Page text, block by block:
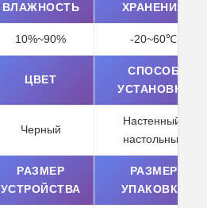
ВЛАЖНОСТЬ
ХРАНЕНИЯ
10%~90% -20~60℃
ЦВЕТ
СПОСОБ
УСТАНОВКИ
Черный
Настенный/
настольный
РАЗМЕР
УСТРОЙСТВА
РАЗМЕР
УПАКОВКИ